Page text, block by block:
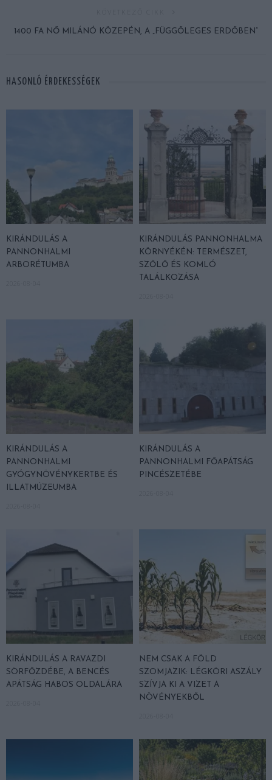
1400 FA NŐ MILÁNÓ KÖZEPÉN, A „FÜGGŐLEGES ERDŐBEN”
HASONLÓ ÉRDEKESSÉGEK
KIRÁNDULÁS A
PANNONHALMI
ARBORÉTUMBA
KIRÁNDULÁS PANNONHALMA
KÖRNYÉKÉN: TERMÉSZET,
SZŐLŐ ÉS KOMLÓ
TALÁLKOZÁSA
KIRÁNDULÁS A
PANNONHALMI
GYÓGYNÖVÉNYKERTBE ÉS
ILLATMÚZEUMBA
KIRÁNDULÁS A
PANNONHALMI FŐAPÁTSÁG
PINCÉSZETÉBE
KIRÁNDULÁS A RAVAZDI
SÖRFŐZDÉBE, A BENCÉS
APÁTSÁG HABOS OLDALÁRA
NEM CSAK A FÖLD
SZOMJAZIK: LÉGKÖRI ASZÁLY
SZÍVJA KI A VIZET A
NÖVÉNYEKBŐL